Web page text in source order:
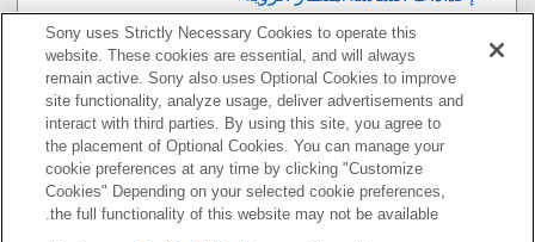
العرض
تغيير إعدادات الكاميرا
الوظائف المتاحة باستخدام هاتف ذكي
استخدام كمبيوتر
Sony uses Strictly Necessary Cookies to operate this
website. These cookies are essential, and will always
remain active. Sony also uses Optional Cookies to improve
site functionality, analyze usage, deliver advertisements and
interact with third parties. By using this site, you agree to
the placement of Optional Cookies. You can manage your
cookie preferences at any time by clicking "Customize
Cookies" Depending on your selected cookie preferences,
the full functionality of this website may not be available.